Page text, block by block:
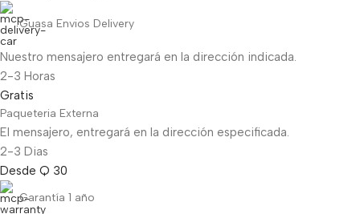
Guasa Envios Delivery
Nuestro mensajero entregará en la dirección indicada.
2-3 Horas
Gratis
Paqueteria Externa
El mensajero, entregará en la dirección especificada.
2-3 Dias
Desde Q 30
Garantía 1 año